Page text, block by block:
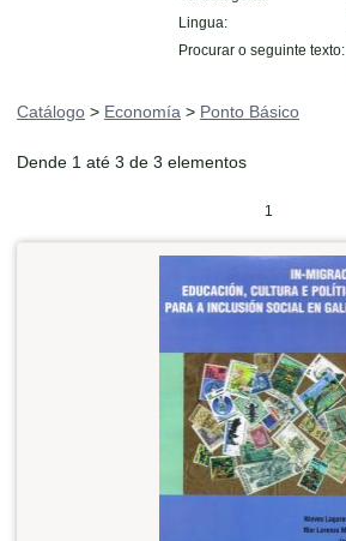
Lingua:
Procurar o seguinte texto:
Catálogo > Economía > Ponto Básico
Dende 1 até 3 de 3 elementos
1